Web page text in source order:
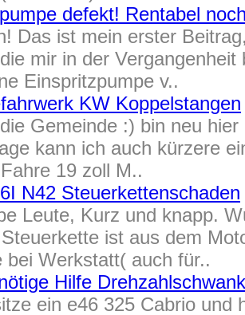
defekt! Rentabel
Das ist mein erster
mir in der
Einspritzpumpe v..
KW Koppelstangen
Gemeinde :) bin neu
kann ich auch kürzere
19 zoll M..
N42 Steuerkettenschaden
Leute, Kurz und knapp.
ist aus dem
bei Werkstatt( auch für..
Hilfe
ein e46 325 Cabrio und